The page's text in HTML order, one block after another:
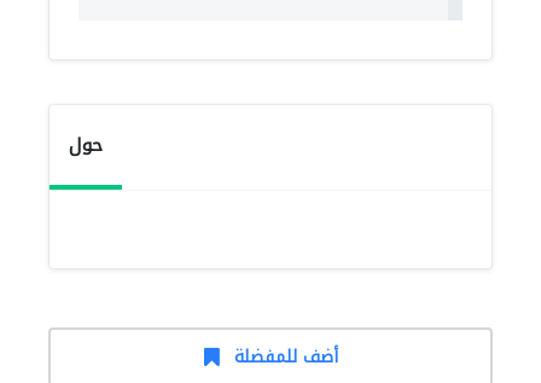
حول
أضف للمفضلة